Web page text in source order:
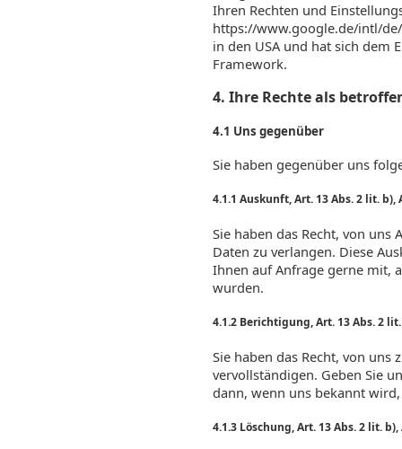
Ihren Rechten und
https://www.google.de/intl/
in den USA und hat sich dem
Framework.
4. Ihre Rechte als
4.1 Uns gegenüber
Sie haben gegenüber uns
4.1.1 Auskunft, Art. 13 Abs. 2 lit. b),
Sie haben das Recht, von
Daten zu verlangen. Diese
Ihnen auf Anfrage gerne mit,
wurden.
4.1.2 Berichtigung, Art. 13 Abs. 2 lit.
Sie haben das Recht, von
vervollständigen. Geben Sie
dann, wenn uns bekannt
4.1.3 Löschung, Art. 13 Abs. 2 lit. b),